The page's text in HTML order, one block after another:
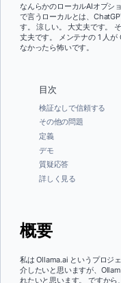
なんらかのローカルAIオプシ
で言うローカルとは、
す。 涼しい。 大丈夫です。
丈夫です。 メンテナの 1 人
なかったら怖いです。
目次
検証なしで信頼する
その他の問題
定義
デモ
質疑応答
詳しく見る
概要
私は Ollama.ai というプロジ
介したいと思いますが、
れたいと思います。 ですか